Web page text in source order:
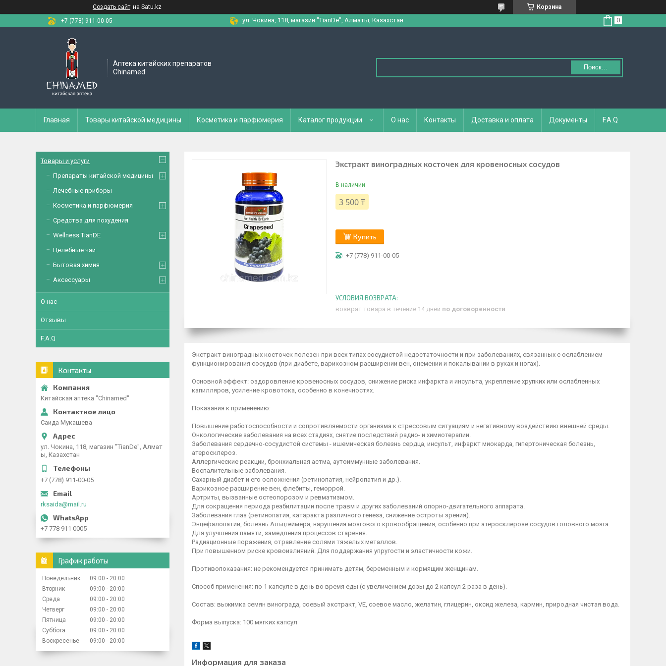
Создать сайт на Satu.kz
Корзина
+7 (778) 911-00-05
ул. Чокина, 118, магазин "TianDe", Алматы, Казахстан
Аптека китайских препаратов
Chinamed
Поиск...
Главная Товары китайской медицины Косметика и парфюмерия Каталог продукции О нас Контакты Доставка и оплата Документы F.A.Q
Экстракт виноградных косточек для кровеносных сосудов
В наличии
3 500 ₸
Купить
+7 (778) 911-00-05
возврат товара в течение 14 дней по договоренности
Экстракт виноградных косточек полезен при всех типах сосудистой недостаточности и при заболеваниях, связанных с ослаблением
функционирования сосудов (при диабете, варикозном расширении вен, онемении и покалывании в руках и ногах).
Основной эффект: оздоровление кровеносных сосудов, снижение риска инфаркта и инсульта, укрепление хрупких или ослабленных
капилляров, усиление кровотока, особенно в конечностях.
Показания к применению:
Повышение работоспособности и сопротивляемости организма к стрессовым ситуациям и негативному воздействию внешней среды.
Онкологические заболевания на всех стадиях, снятие последствий радио- и химиотерапии.
Заболевания сердечно-сосудистой системы - ишемическая болезнь сердца, инсульт, инфаркт миокарда, гипертоническая болезнь,
атеросклероз.
Аллергические реакции, бронхиальная астма, аутоиммунные заболевания.
Воспалительные заболевания.
Сахарный диабет и его осложнения (ретинопатия, нейропатия и др.).
Варикозное расширение вен, флебиты, геморрой.
Артриты, вызванные остеопорозом и ревматизмом.
Для сокращения периода реабилитации после травм и других заболеваний опорно-двигательного аппарата.
Заболевания глаз (ретинопатия, катаракта различного генеза, снижение остроты зрения).
Энцефалопатии, болезнь Альцгеймера, нарушения мозгового кровообращения, особенно при атеросклерозе сосудов головного мозга.
Для улучшения памяти, замедления процессов старения.
Радиационные поражения, отравление солями тяжелых металлов.
При повышенном риске кровоизлияний. Для поддержания упругости и эластичности кожи.
Противопоказания: не рекомендуется принимать детям, беременным и кормящим женщинам.
Способ применения: по 1 капсуле в день во время еды (с увеличением дозы до 2 капсул 2 раза в день).
Состав: выжимка семян винограда, соевый экстракт, VE, соевое масло, желатин, глицерин, оксид железа, кармин, природная чистая вода.
Форма выпуска: 100 мягких капсул
Информация для заказа
Товары и услуги
Препараты китайской медицины
Лечебные приборы
Косметика и парфюмерия
Средства для похудения
Wellness TianDE
Целебные чаи
Бытовая химия
Аксессуары
О нас
Отзывы
F.A.Q
Контакты
Китайская аптека "Chinamed"
Саида Мукашева
ул. Чокина, 118, магазин "TianDe", Алмат
ы, Казахстан
+7 (778) 911-00-05
rksaida@mail.ru
+7 778 911 0005
График работы
Понедельник 09:00
20:00
Вторник
09:00
20:00
Среда
09:00
20:00
Четверг
09:00
20:00
Пятница
09:00
20:00
Суббота
09:00
20:00
Воскресенье
09:00 20:00